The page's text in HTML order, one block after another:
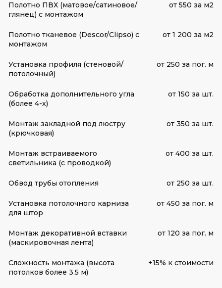
Полотно ПВХ (матовое/сатиновое/
глянец) с монтажом
от 550 за м2
Полотно тканевое (Descor/Clipso) с
монтажом
от 1 200 за м2
Установка профиля (стеновой/
потолочный)
от 250 за пог. м
Обработка дополнительного угла
(более 4-х)
от 150 за шт.
Монтаж закладной под люстру
(крючковая)
от 350 за шт.
Монтаж встраиваемого
светильника (с проводкой)
от 400 за шт.
Обвод трубы отопления от 250 за шт.
Установка потолочного карниза
для штор
от 450 за пог. м
Монтаж декоративной вставки
(маскировочная лента)
от 120 за пог. м
Сложность монтажа (высота
потолков более 3.5 м)
+15% к стоимости